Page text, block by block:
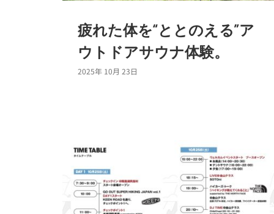
疲れた体を“ととのえる”ア
ウトドアサウナ体験。
2025年 10月 23日